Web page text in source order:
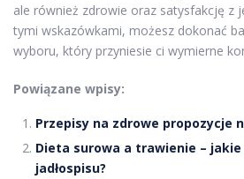
ale również zdrowie oraz satysfakcję z
tymi wskazówkami, możesz dokonać
wyboru, który przyniesie ci wymierne
Powiązane wpisy:
Przepisy na zdrowe propozycje
Dieta surowa a trawienie –
jadłospisu?